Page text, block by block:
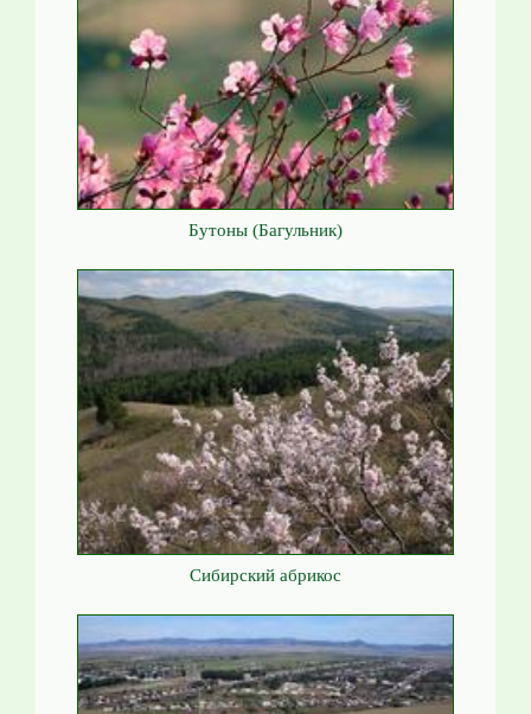
Бутоны (Багульник)
Сибирский абрикос